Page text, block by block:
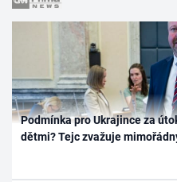
Podmínka pro Ukrajince za
dětmi? Tejc zvažuje